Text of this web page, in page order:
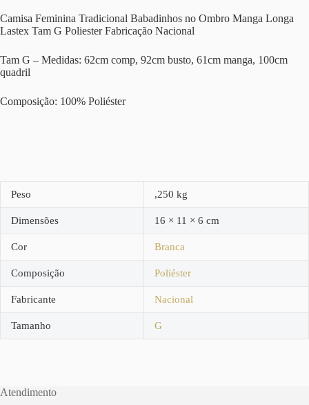
Camisa Feminina Tradicional Babadinhos no Ombro Manga Longa
Lastex Tam G Poliester Fabricação Nacional
Tam G – Medidas: 62cm comp, 92cm busto, 61cm manga, 100cm
quadril
Composição: 100% Poliéster
Peso ,250 kg
Dimensões 16 × 11 × 6 cm
Cor Branca
Composição Poliéster
Fabricante Nacional
Tamanho G
Atendimento